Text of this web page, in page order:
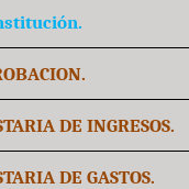
DE INGRESOS.
DE GASTOS.